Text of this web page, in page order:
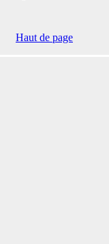
Haut de page